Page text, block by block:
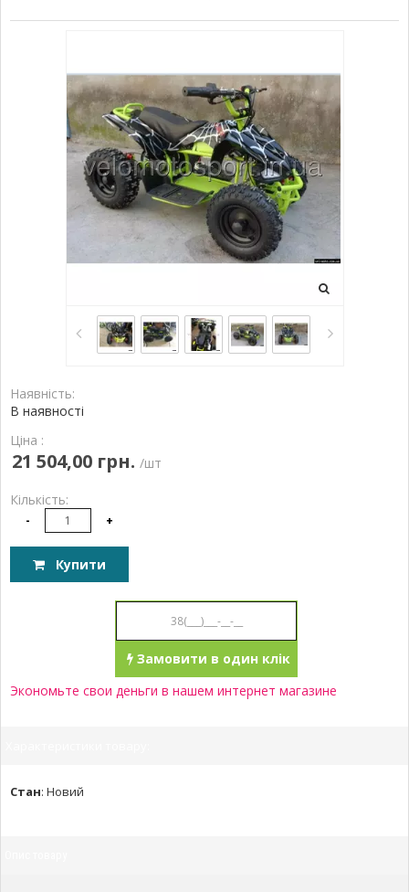
Наявність:
В наявності
Ціна :
21 504,00 грн. /шт
Кількість:
- +
Купити
Замовити в один клік
Экономьте свои деньги в нашем интернет магазине
Стан: Новий